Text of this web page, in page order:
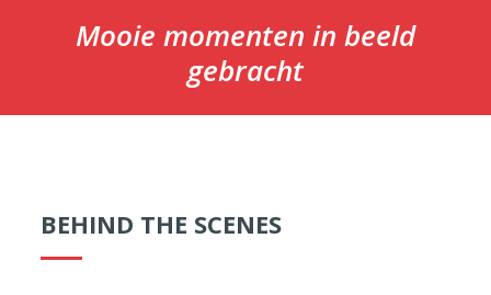
Mooie momenten in beeld
gebracht
BEHIND THE SCENES